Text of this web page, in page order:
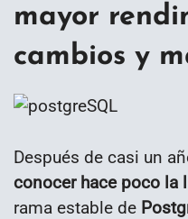
mayor
cambios y
Después de casi un
conocer hace poco la
rama estable de